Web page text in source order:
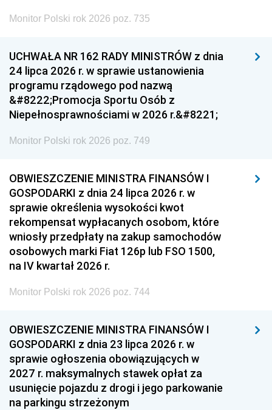
Monitor Polski rok 2026 poz. 735
UCHWAŁA NR 162 RADY MINISTRÓW z dnia
24 lipca 2026 r. w sprawie ustanowienia
programu rządowego pod nazwą
&#8222;Promocja Sportu Osób z
Niepełnosprawnościami w 2026 r.&#8221;
Monitor Polski rok 2026 poz. 749
OBWIESZCZENIE MINISTRA FINANSÓW I
GOSPODARKI z dnia 24 lipca 2026 r. w
sprawie określenia wysokości kwot
rekompensat wypłacanych osobom, które
wniosły przedpłaty na zakup samochodów
osobowych marki Fiat 126p lub FSO 1500,
na IV kwartał 2026 r.
Monitor Polski rok 2026 poz. 744
OBWIESZCZENIE MINISTRA FINANSÓW I
GOSPODARKI z dnia 23 lipca 2026 r. w
sprawie ogłoszenia obowiązujących w
2027 r. maksymalnych stawek opłat za
usunięcie pojazdu z drogi i jego parkowanie
na parkingu strzeżonym